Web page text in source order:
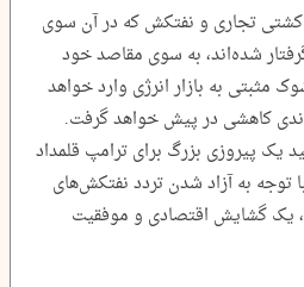
تجاری و نفتکش که در آن سوی
شده‌اند، به سوی مقاصد خود
مثبتی به بازار انرژی وارد خواهد
کاهشی در پیش خواهد گرفت.
پیروزی بزرگ برای ترامپ قلمداد
توجه به آزاد شدن تردد نفتکش‌های
یک گشایش اقتصادی و موفقیت